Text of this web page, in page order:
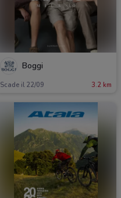
Boggi
Scade il 22/09 3.2 km